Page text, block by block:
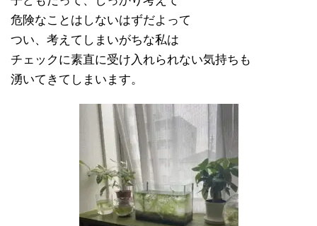
危険なことはしないはずだよって
つい、考えてしまいがちな私は
チェックに素直に受け入れられない気持ちも
湧いてきてしまいます。